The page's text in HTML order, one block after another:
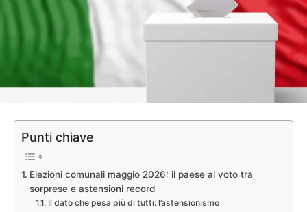
Punti chiave
Elezioni comunali maggio 2026: il paese al voto tra
sorprese e astensioni record
Il dato che pesa più di tutti: l’astensionismo